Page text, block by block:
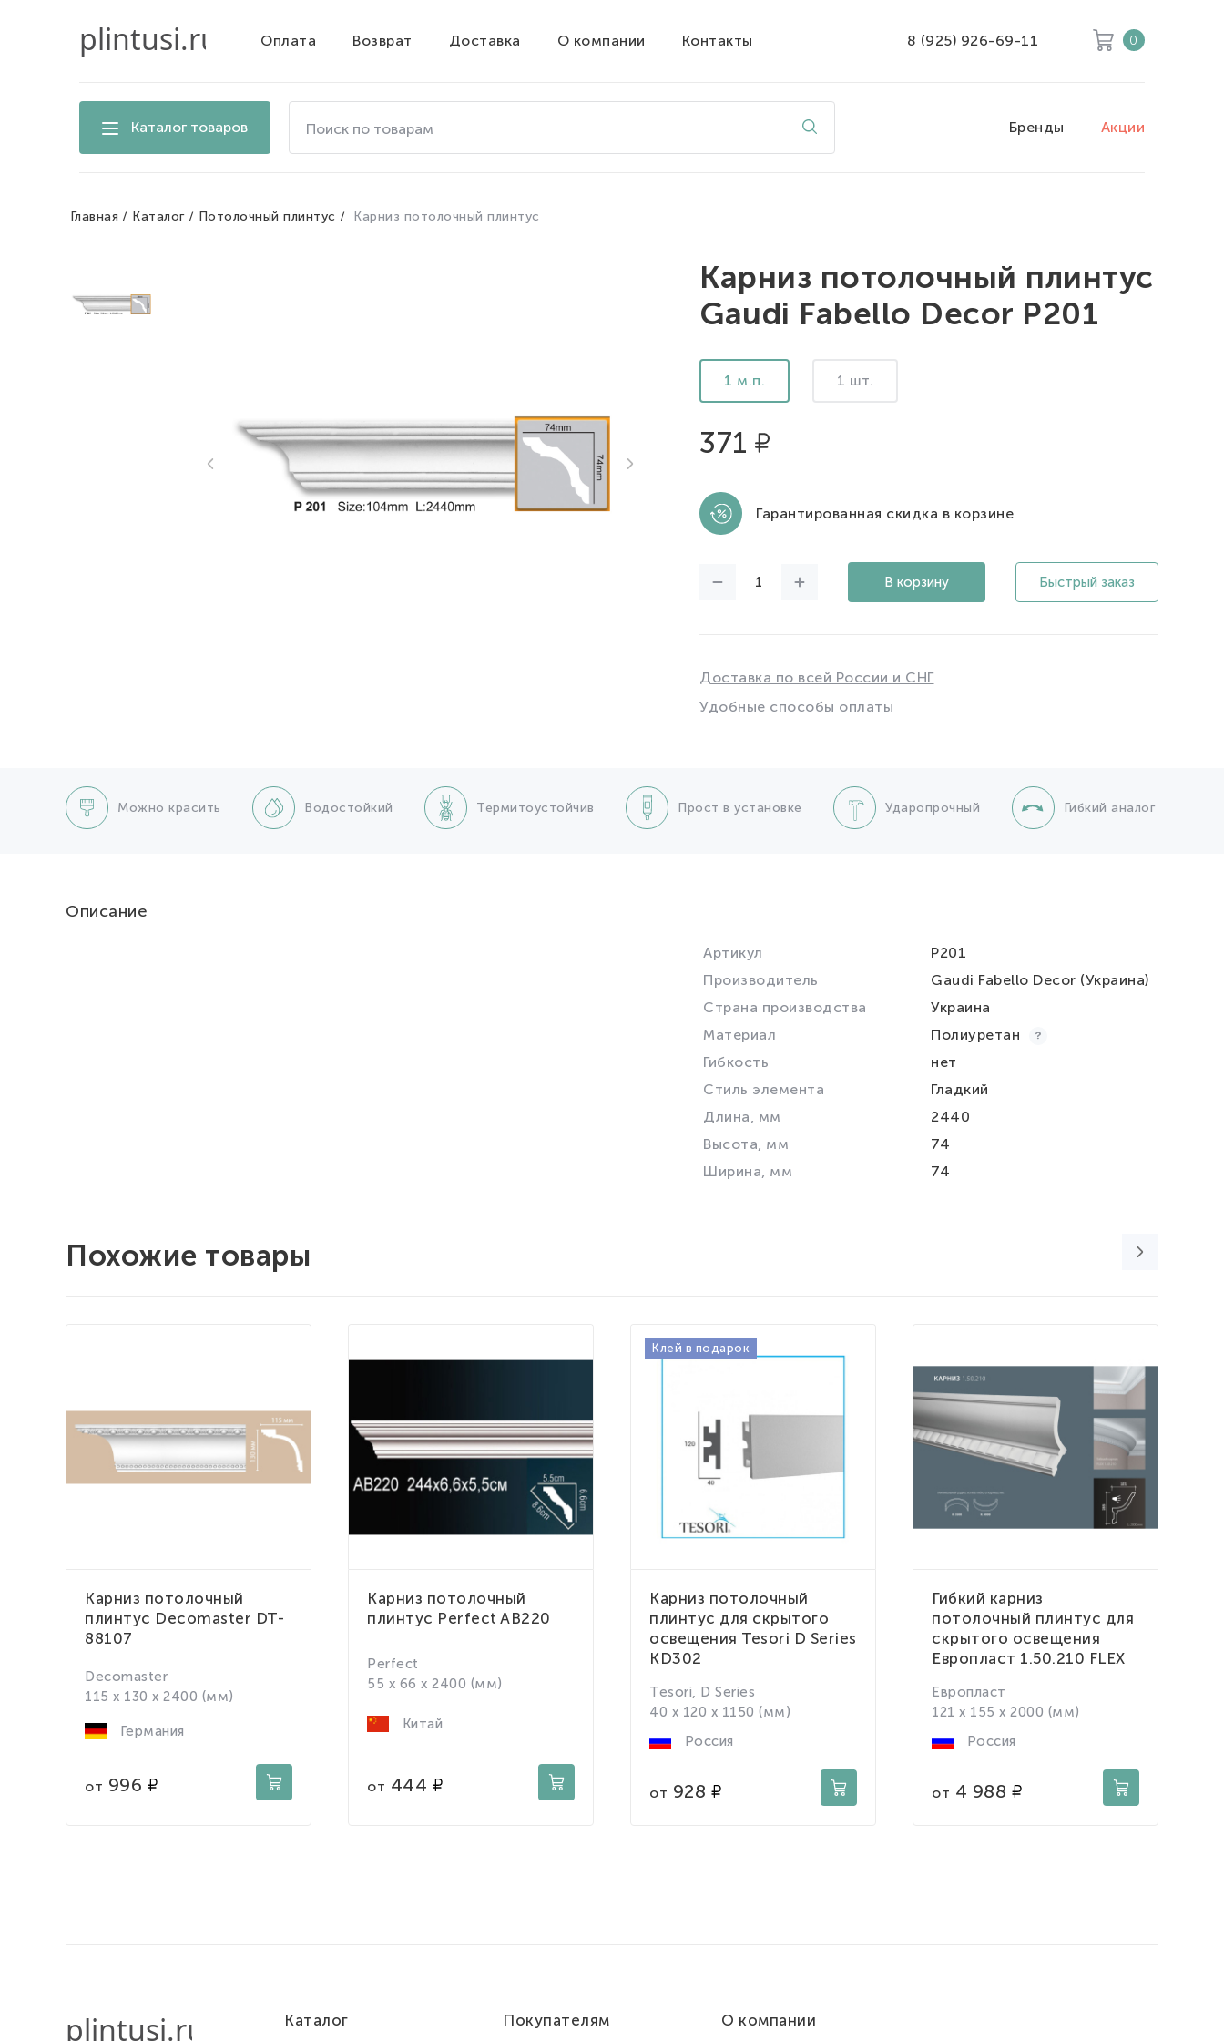
Оплата Возврат Доставка О компании Контакты 8 (925) 926-69-11 0
Каталог товаров
товарам
Бренды Акции
Главная Каталог Потолочный плинтус Карниз потолочный плинтус
Карниз потолочный плинтус
Gaudi Fabello Decor P201
1 м.п. 1 шт.
371
Гарантированная скидка в корзине
В корзину Быстрый заказ
Доставка по всей России и СНГ
Удобные способы оплаты
Можно красить Водостойкий Термитоустойчив Прост в установке Ударопрочный Гибкий аналог
Описание
Артикул
P201
Производитель
Gaudi Fabello Decor (Украина)
Страна производства
Украина
Материал
Полиуретан
Гибкость
нет
Стиль элемента
Гладкий
Длина, мм
2440
Высота, мм
74
Ширина, мм
74
Похожие товары
Карниз потолочный
плинтус Decomaster DT-
88107
Decomaster
115 x 130 x 2400 (мм)
Германия
от 996
Карниз потолочный
плинтус Perfect AB220
Perfect
55 x 66 x 2400 (мм)
Китай
от 444
Клей в подарок
Карниз потолочный
плинтус для скрытого
освещения Tesori D Series
KD302
Tesori, D Series
40 x 120 x 1150 (мм)
Россия
от 928
Гибкий карниз
потолочный плинтус для
скрытого освещения
Европласт 1.50.210 FLEX
Европласт
121 x 155 x 2000 (мм)
Россия
от 4 988
Каталог Покупателям О компании